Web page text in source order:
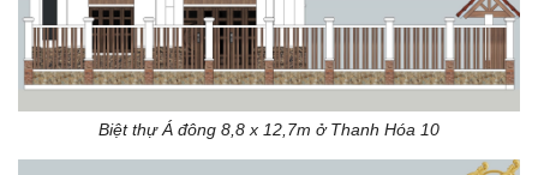
Biệt thự Á đông 8,8 x 12,7m ở Thanh Hóa 10